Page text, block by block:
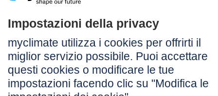
Legale:
Colophon
Avvertenza
CG